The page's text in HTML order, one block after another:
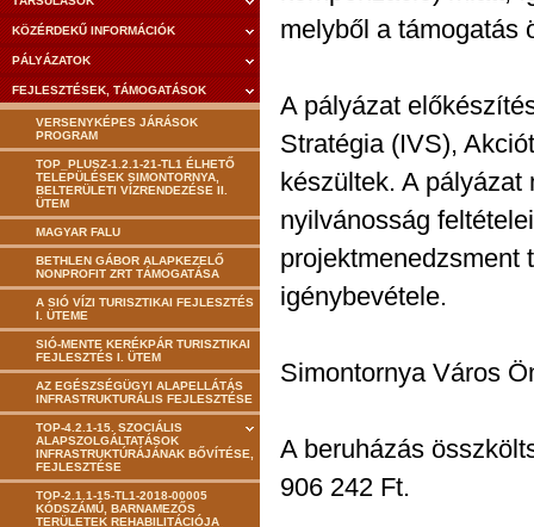
KÖZÉRDEKŰ INFORMÁCIÓK
PÁLYÁZATOK
FEJLESZTÉSEK, TÁMOGATÁSOK
VERSENYKÉPES JÁRÁSOK
PROGRAM
TOP_PLUSZ-1.2.1-21-TL1 ÉLHETŐ
TELEPÜLÉSEK SIMONTORNYA,
BELTERÜLETI VÍZRENDEZÉSE II.
ÜTEM
MAGYAR FALU
BETHLEN GÁBOR ALAPKEZELŐ
NONPROFIT ZRT TÁMOGATÁSA
A SIÓ VÍZI TURISZTIKAI FEJLESZTÉS
I. ÜTEME
SIÓ-MENTE KERÉKPÁR TURISZTIKAI
FEJLESZTÉS I. ÜTEM
AZ EGÉSZSÉGÜGYI ALAPELLÁTÁS
INFRASTRUKTURÁLIS FEJLESZTÉSE
TOP-4.2.1-15. SZOCIÁLIS
ALAPSZOLGÁLTATÁSOK
INFRASTRUKTÚRÁJÁNAK BŐVÍTÉSE,
FEJLESZTÉSE
TOP-2.1.1-15-TL1-2018-00005
KÓDSZÁMÚ, BARNAMEZŐS
TERÜLETEK REHABILITÁCIÓJA
melyből a támogatás
A pályázat
Stratégia (IVS),
készültek. A
nyilvánosság
projektmenedzsment
igénybevétele.
Simontornya Város
A beruházás
906 242 Ft.